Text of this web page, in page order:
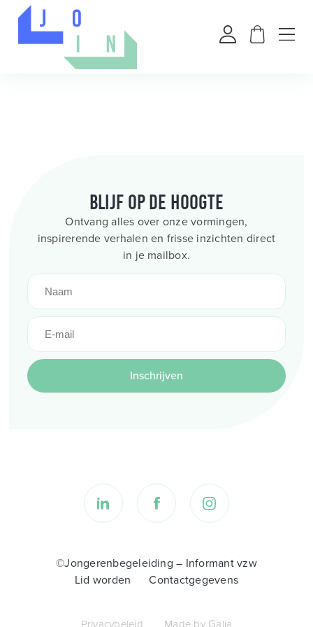
Blijf op de hoogte
Ontvang alles over onze vormingen,
inspirerende verhalen en frisse inzichten direct
in je mailbox.
Inschrijven
©Jongerenbegeleiding – Informant vzw
Lid worden
Contactgegevens